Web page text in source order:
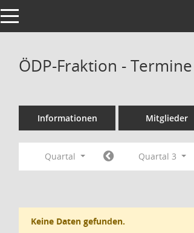
Toggle navigation
ÖDP-Fraktion -
Informationen Mitglieder
Quartal Quartal 3
Keine Daten gefunden.